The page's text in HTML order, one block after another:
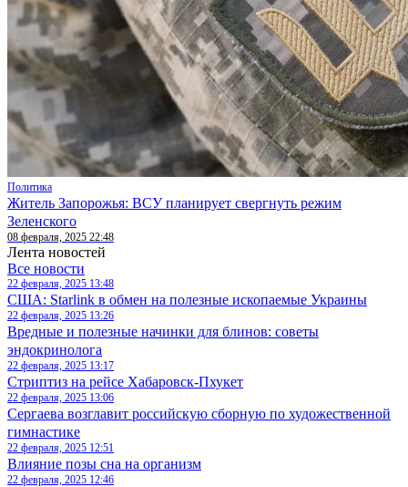
Политика
Житель Запорожья: ВСУ планирует свергнуть режим
Зеленского
08 февраля, 2025 22:48
Лента новостей
Все новости
22 февраля, 2025 13:48
США: Starlink в обмен на полезные ископаемые Украины
22 февраля, 2025 13:26
Вредные и полезные начинки для блинов: советы
эндокринолога
22 февраля, 2025 13:17
Стриптиз на рейсе Хабаровск-Пхукет
22 февраля, 2025 13:06
Сергаева возглавит российскую сборную по художественной
гимнастике
22 февраля, 2025 12:51
Влияние позы сна на организм
22 февраля, 2025 12:46